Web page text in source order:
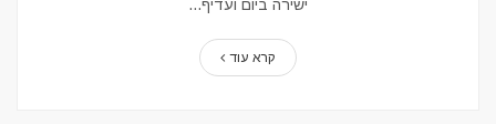
ישירה ביום ועדיף...
קרא עוד